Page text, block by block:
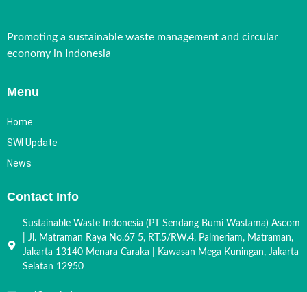
Promoting a sustainable waste management and circular
economy in Indonesia
Menu
Home
SWI Update
News
Contact Info
Sustainable Waste Indonesia (PT Sendang Bumi Wastama) Ascom
| Jl. Matraman Raya No.67 5, RT.5/RW.4, Palmeriam, Matraman,
Jakarta 13140 Menara Caraka | Kawasan Mega Kuningan, Jakarta
Selatan 12950